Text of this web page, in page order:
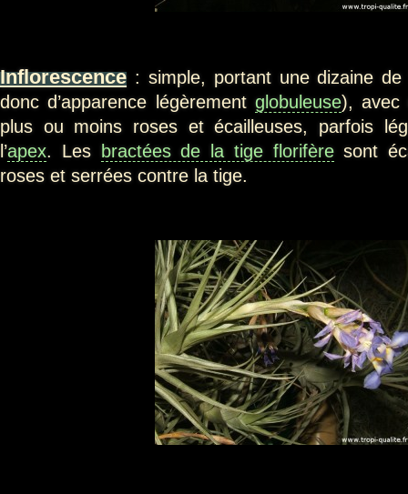
Inflorescence : simple, portant une dizaine
donc d’apparence légèrement globuleuse),
plus ou moins roses et écailleuses, parfois
l’apex. Les bractées de la tige florifèresont
roses et serrées contre la tige.